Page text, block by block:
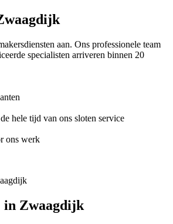
aan. Ons professionele team
specialisten arriveren binnen 20
hele tijd van ons sloten service
ons werk
in Zwaagdijk